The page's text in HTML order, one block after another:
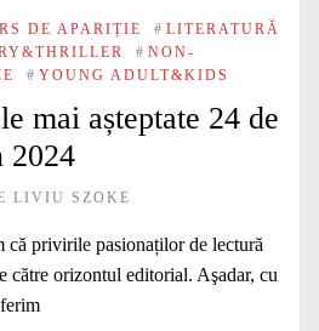
DE APARIȚIE # LITERATURĂ
# NON-
# YOUNG ADULT&KIDS
mai așteptate 24 de
2024
LIVIU SZOKE
că privirile pasionaților de lectură
către orizontul editorial. Aşadar, cu